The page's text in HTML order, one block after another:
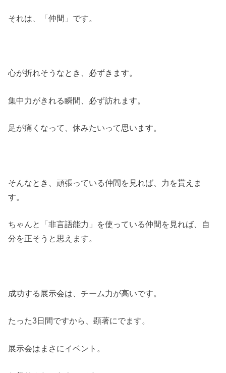
それは、「仲間」です。
心が折れそうなとき、必ずきます。
集中力がきれる瞬間、必ず訪れます。
足が痛くなって、休みたいって思います。
そんなとき、頑張っている仲間を見れば、力を貰えま
す。
ちゃんと「非言語能力」を使っている仲間を見れば、自
分を正そうと思えます。
成功する展示会は、チーム力が高いです。
たった3日間ですから、顕著にでます。
展示会はまさにイベント。